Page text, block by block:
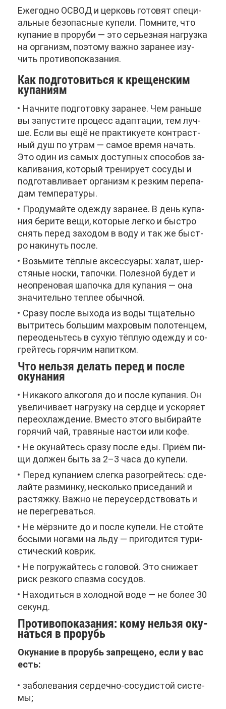
Еже­год­но ОСВОД и цер­ковь го­то­вят спе­ци­
аль­ные без­опас­ные ку­пе­ли. Пом­ни­те, что
ку­па­ние в про­ру­би — это се­рьез­ная на­груз­ка
на ор­га­низм, по­это­му важ­но за­ра­нее изу­
чить про­ти­во­по­ка­за­ния.
Как под­го­то­вить­ся к кре­щен­ским
ку­па­ни­ям
Нач­ни­те под­го­тов­ку за­ра­нее. Чем рань­ше
вы за­пу­сти­те про­цесс адап­та­ции, тем луч­
ше. Ес­ли вы ещё не прак­ти­ку­е­те кон­траст­
ный душ по утрам — са­мое вре­мя на­чать.
Это один из са­мых до­ступ­ных спо­со­бов за­
ка­ли­ва­ния, ко­то­рый тре­ни­ру­ет со­су­ды и
под­го­тав­ли­ва­ет ор­га­низм к рез­ким пе­ре­па­
дам тем­пе­ра­ту­ры.
Про­ду­май­те одеж­ду за­ра­нее. В день ку­па­
ния бе­ри­те ве­щи, ко­то­рые лег­ко и быст­ро
снять пе­ред за­хо­дом в во­ду и так же быст­
ро на­ки­нуть по­сле.
Возь­ми­те тёп­лые ак­сес­су­а­ры: ха­лат, шер­
стя­ные нос­ки, та­поч­ки. По­лез­ной бу­дет и
неопре­но­вая ша­поч­ка для ку­па­ния — она
зна­чи­тель­но теп­лее обыч­ной.
Сра­зу по­сле вы­хо­да из во­ды тща­тель­но
вы­три­тесь боль­шим мах­ро­вым по­ло­тен­цем,
пе­ре­одень­тесь в сухую тёп­лую одеж­ду и со­
грей­тесь го­ря­чим на­пит­ком.
Что нель­зя де­лать пе­ред и по­сле
оку­на­ния
Ни­ка­ко­го ал­ко­го­ля до и по­сле ку­па­ния. Он
уве­ли­чи­ва­ет на­груз­ку на серд­це и уско­ря­ет
пе­ре­охла­жде­ние. Вме­сто это­го вы­би­рай­те
го­ря­чий чай, тра­вя­ные на­стои или ко­фе.
Не оку­най­тесь сра­зу по­сле еды. При­ём пи­
щи дол­жен быть за 2–3 ча­са до ку­пе­ли.
Пе­ред ку­па­ни­ем слег­ка разо­грей­тесь: сде­
лай­те раз­мин­ку, несколь­ко при­се­да­ний и
рас­тяж­ку. Важ­но не пе­ре­усерд­ство­вать и
не пе­ре­гре­вать­ся.
Не мёрз­ни­те до и по­сле ку­пе­ли. Не стой­те
бо­сы­ми но­га­ми на льду — при­го­дит­ся ту­ри­
сти­че­ский ков­рик.
Не по­гру­жай­тесь с го­ло­вой. Это сни­жа­ет
риск рез­ко­го спаз­ма со­су­дов.
На­хо­дить­ся в хо­лод­ной во­де — не бо­лее 30
се­кунд.
Про­ти­во­по­ка­за­ния: ко­му нель­зя оку­
нать­ся в про­рубь
Оку­на­ние в про­рубь за­пре­ще­но, ес­ли у вас
есть:
за­бо­ле­ва­ния сер­деч­но-со­су­ди­стой си­сте­
мы;